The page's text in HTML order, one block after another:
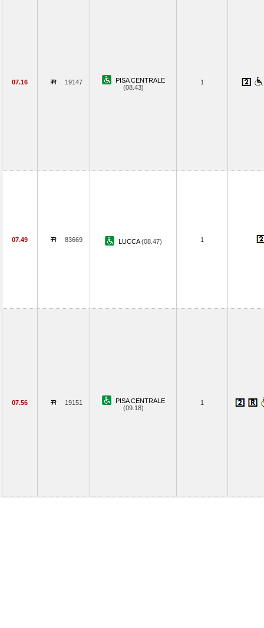
07.16 19147
PISA CENTRALE
(08.43)
1
07.49 83669 LUCCA(08.47) 1
07.56 19151
PISA CENTRALE
(09.18)
1